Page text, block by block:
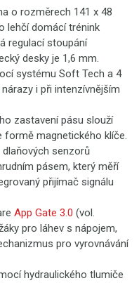
o rozměrech 141 x 48
lehčí domácí trénink
regulací stoupání
desky je 1,6 mm.
systému Soft Tech a 4
i při intenzívnějším
zastavení pásu slouží
formě magnetického klíče.
senzorů
pásem, který měří
přijímač signálu
App Gate 3.0 (vol.
pro láhev s nápojem,
pro vyrovnávání
hydraulického tlumiče